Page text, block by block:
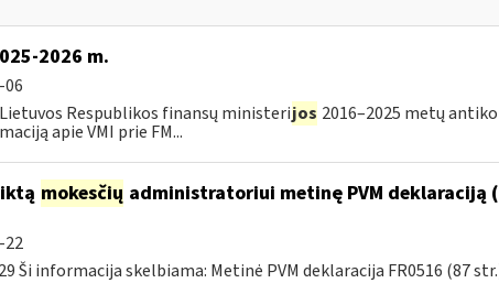
2026 m.
06
Respublikos finansų ministerijos 2016–2025 metų
apie VMI prie FM...
mokesčių administratoriui metinę PVM deklaraciją
22
Ši informacija skelbiama: Metinė PVM deklaracija FR0516 (87